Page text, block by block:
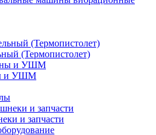
(Термопистолет)
и УШМ
и запчасти